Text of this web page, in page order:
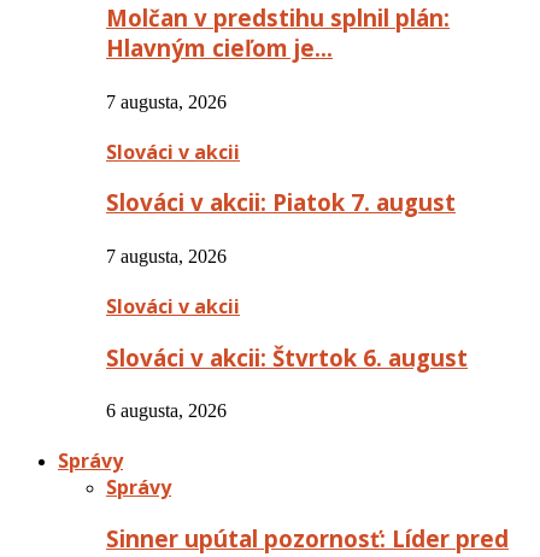
Molčan v predstihu splnil plán:
Hlavným cieľom je…
7 augusta, 2026
Slováci v akcii
Slováci v akcii: Piatok 7. august
7 augusta, 2026
Slováci v akcii
Slováci v akcii: Štvrtok 6. august
6 augusta, 2026
Správy
Správy
Sinner upútal pozornosť: Líder pred